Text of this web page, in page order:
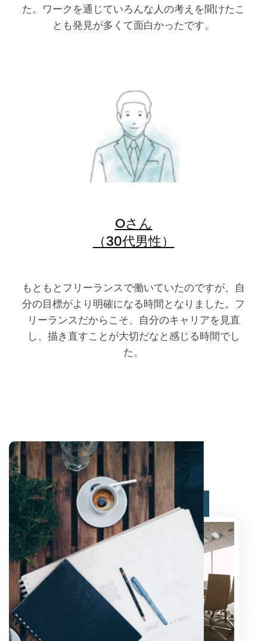
た。ワークを通じていろんな人の考えを聞けたこ
とも発見が多くて面白かったです。
Oさん
（30代男性）
もともとフリーランスで働いていたのですが、自
分の目標がより明確になる時間となりました。フ
リーランスだからこそ、自分のキャリアを見直
し、描き直すことが大切だなと感じる時間でし
た。